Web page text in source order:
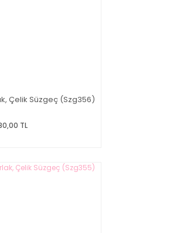
Çelik Süzgeç (Szg356)
TL